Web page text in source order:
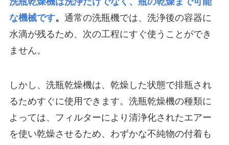
な機械です。 通常の洗瓶機では、洗浄後の容器に
水滴が残るため、次の工程にすぐ使うことができ
ません。
しかし、洗瓶乾燥機は、乾燥した状態で排瓶され
るためすぐに使用できます。洗瓶乾燥機の種類に
よっては、フィルターにより清浄化されたエアー
を使い乾燥させるため、わずかな不純物の付着も